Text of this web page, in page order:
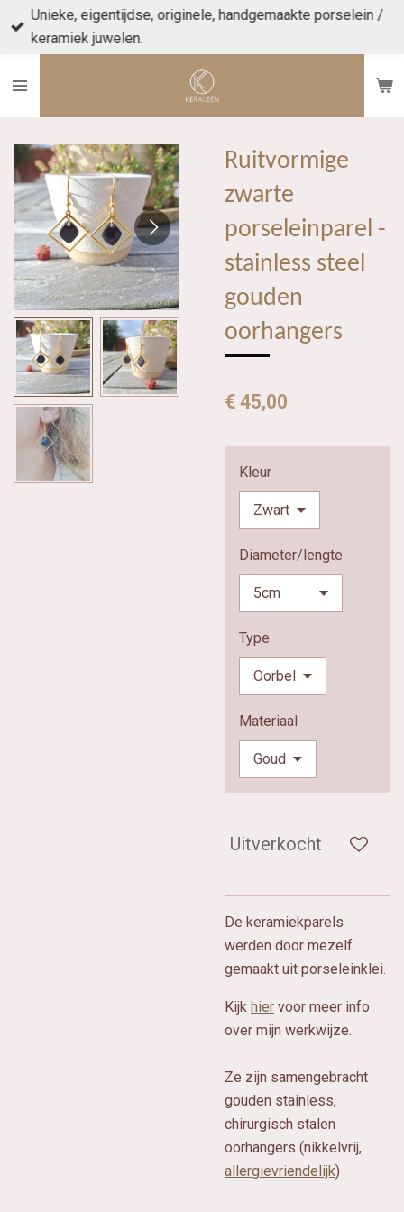
Ga
direct
de
Unieke, eigentijdse, originele, handgemaakte porselein /
keramiek juwelen.
Ruitvormige
zwarte
porseleinparel -
stainless steel
gouden
oorhangers
€ 45,00
Kleur
Diameter/lengte
Type
Materiaal
Uitverkocht
De keramiekparels
werden door mezelf
gemaakt uit porseleinklei.
Kijk hier voor meer info
over mijn werkwijze.
Ze zijn samengebracht
gouden stainless,
chirurgisch stalen
oorhangers (nikkelvrij,
allergievriendelijk)